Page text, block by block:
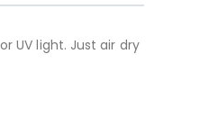
UV light. Just air dry